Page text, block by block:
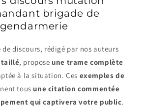
brigade de
gendarmerie
de discours, rédigé par nos auteurs
, propose une trame complète
à la situation. Ces exemples de
tous une citation commentée
qui captivera votre public.